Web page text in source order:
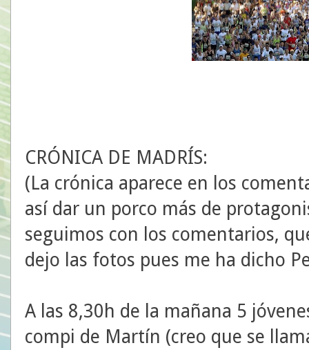
CRÓNICA DE MADRÍS:
(La crónica aparece en los
así dar un porco más de
seguimos con los comentarios,
dejo las fotos pues me ha dicho
A las 8,30h de la mañana 5
compi de Martín (creo que se